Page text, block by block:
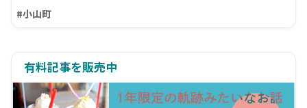
#小山町
有料記事を販売中